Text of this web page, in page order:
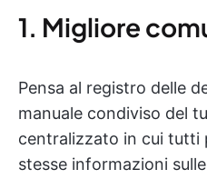
1. Migliore
Pensa al registro delle
manuale condiviso del
centralizzato in cui tutti
stesse informazioni